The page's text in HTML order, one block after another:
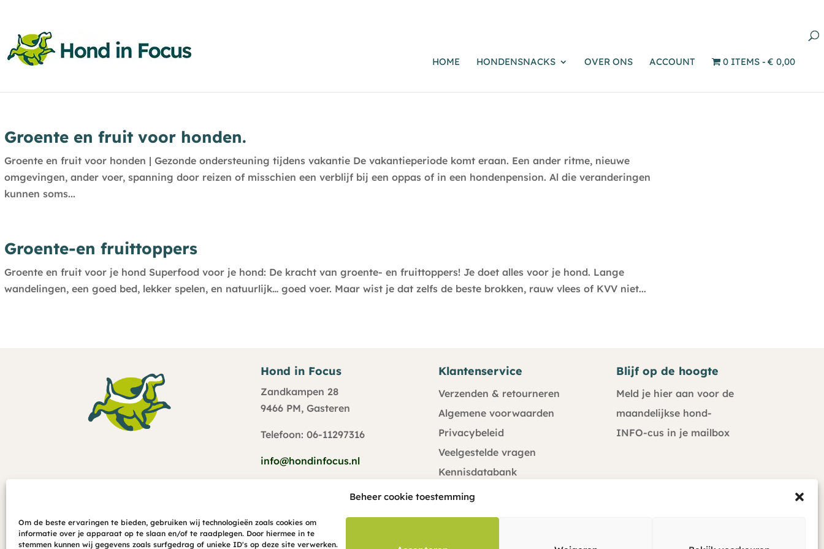
Beheer cookie toestemming
Om de beste ervaringen te bieden, gebruiken wij technologieën zoals cookies om
informatie over je apparaat op te slaan en/of te raadplegen. Door hiermee in te
stemmen kunnen wij gegevens zoals surfgedrag of unieke ID's op deze site verwerken.
HOME HONDENSNACKS OVER ONS ACCOUNT 0 ITEMS € 0,00
Groente en fruit voor honden.
Groente en fruit voor honden | Gezonde ondersteuning tijdens vakantie De vakantieperiode komt eraan. Een ander ritme, nieuwe
omgevingen, ander voer, spanning door reizen of misschien een verblijf bij een oppas of in een hondenpension. Al die veranderingen
kunnen soms...
Groente-en fruittoppers
Groente en fruit voor je hond Superfood voor je hond: De kracht van groente- en fruittoppers! Je doet alles voor je hond. Lange
wandelingen, een goed bed, lekker spelen, en natuurlijk… goed voer. Maar wist je dat zelfs de beste brokken, rauw vlees of KVV niet...
Hond in Focus
Zandkampen 28
9466 PM, Gasteren
Telefoon: 06-11297316
info@hondinfocus.nl
Klantenservice
Verzenden & retourneren
Algemene voorwaarden
Privacybeleid
Veelgestelde vragen
Kennisdatabank
Klachtenprocedure
Blijf op de hoogte
Meld je hier aan voor de
maandelijkse hond-
INFO-cus in je mailbox